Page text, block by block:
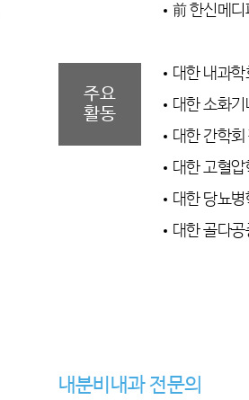
前 한신메
주요
활동
대한 내과
대한 소화
대한 간학
대한 고혈
대한 당뇨
대한 골다
내분비내과 전문의